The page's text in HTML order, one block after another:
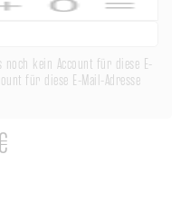
kein Account für diese E-
für diese E-Mail-Adresse